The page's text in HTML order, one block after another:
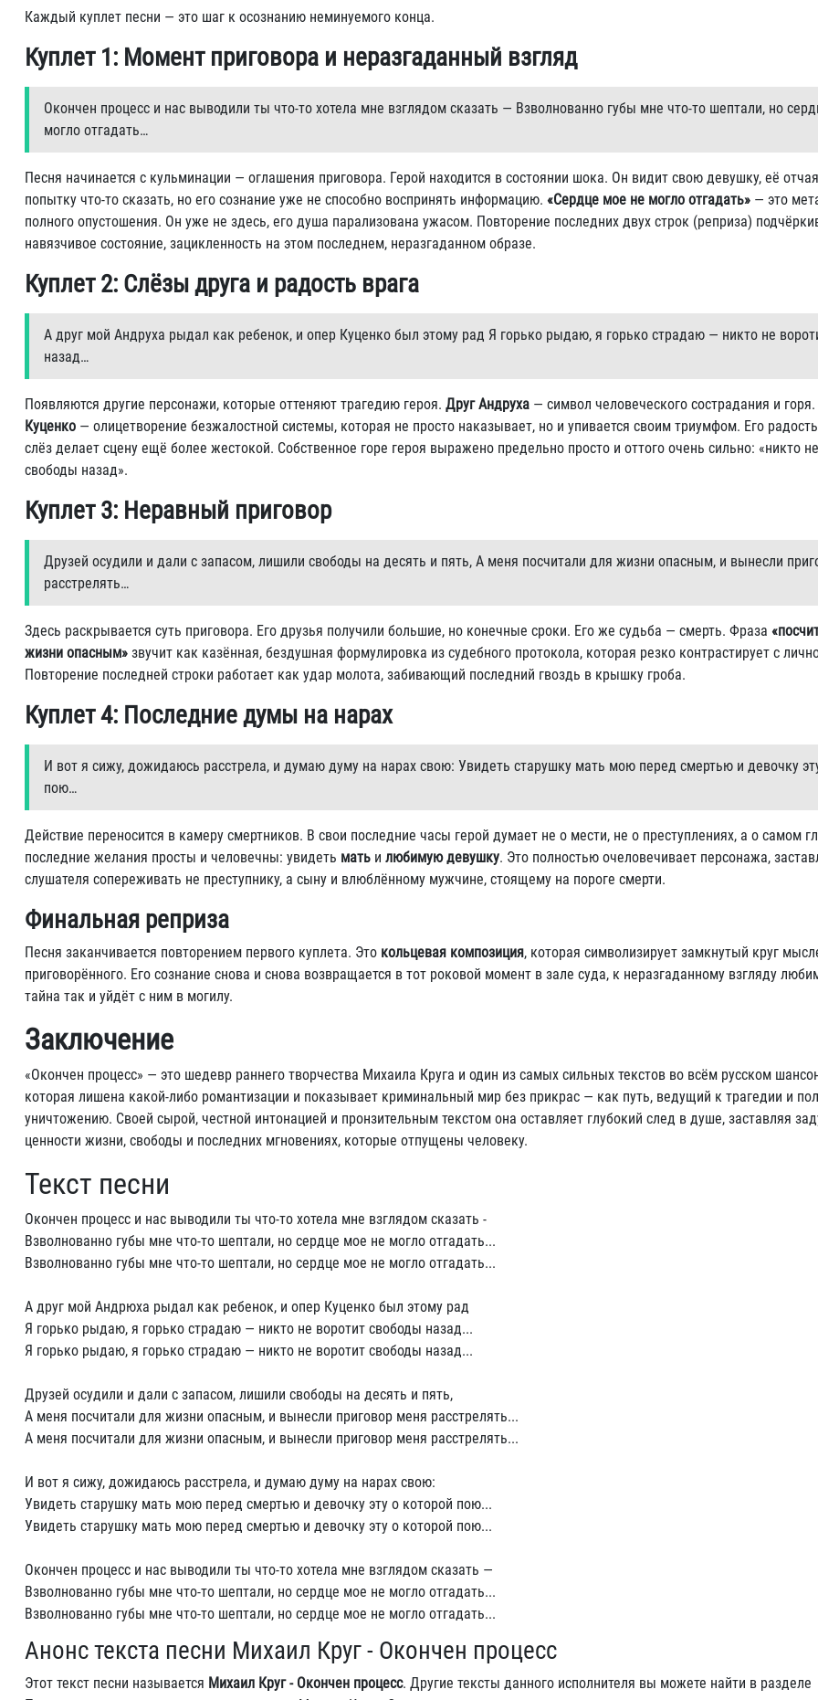
Каждый куплет песни — это шаг к осознанию неминуемого конца.
Куплет 1: Момент приговора и неразгаданный взгляд
Окончен процесс и нас выводили ты что-то хотела мне взглядом сказать — Взволнованно губы мне что-то шептали, но
могло отгадать…
Песня начинается с кульминации — оглашения приговора. Герой находится в состоянии шока. Он видит свою девушку, её
попытку что-то сказать, но его сознание уже не способно воспринять информацию. «Сердце мое не могло отгадать» — это
полного опустошения. Он уже не здесь, его душа парализована ужасом. Повторение последних двух строк (реприза)
навязчивое состояние, зацикленность на этом последнем, неразгаданном образе.
Куплет 2: Слёзы друга и радость врага
А друг мой Андруха рыдал как ребенок, и опер Куценко был этому рад Я горько рыдаю, я горько страдаю — никто не
назад…
Появляются другие персонажи, которые оттеняют трагедию героя. Друг Андруха — символ человеческого сострадания и горя.
Куценко — олицетворение безжалостной системы, которая не просто наказывает, но и упивается своим триумфом. Его
слёз делает сцену ещё более жестокой. Собственное горе героя выражено предельно просто и оттого очень сильно: «никто
свободы назад».
Куплет 3: Неравный приговор
Друзей осудили и дали с запасом, лишили свободы на десять и пять, А меня посчитали для жизни опасным, и вынесли
расстрелять…
Здесь раскрывается суть приговора. Его друзья получили большие, но конечные сроки. Его же судьба — смерть. Фраза
жизни опасным» звучит как казённая, бездушная формулировка из судебного протокола, которая резко контрастирует с
Повторение последней строки работает как удар молота, забивающий последний гвоздь в крышку гроба.
Куплет 4: Последние думы на нарах
И вот я сижу, дожидаюсь расстрела, и думаю думу на нарах свою: Увидеть старушку мать мою перед смертью и девочку
пою…
Действие переносится в камеру смертников. В свои последние часы герой думает не о мести, не о преступлениях, а о самом
последние желания просты и человечны: увидеть мать и любимую девушку. Это полностью очеловечивает персонажа,
слушателя сопереживать не преступнику, а сыну и влюблённому мужчине, стоящему на пороге смерти.
Финальная реприза
Песня заканчивается повторением первого куплета. Это кольцевая композиция, которая символизирует замкнутый круг
приговорённого. Его сознание снова и снова возвращается в тот роковой момент в зале суда, к неразгаданному взгляду
тайна так и уйдёт с ним в могилу.
Заключение
«Окончен процесс» — это шедевр раннего творчества Михаила Круга и один из самых сильных текстов во всём русском
которая лишена какой-либо романтизации и показывает криминальный мир без прикрас — как путь, ведущий к трагедии и
уничтожению. Своей сырой, честной интонацией и пронзительным текстом она оставляет глубокий след в душе, заставляя
ценности жизни, свободы и последних мгновениях, которые отпущены человеку.
Текст песни
Окончен процесс и нас выводили ты что-то хотела мне взглядом сказать -
Взволнованно губы мне что-то шептали, но сердце мое не могло отгадать...
Взволнованно губы мне что-то шептали, но сердце мое не могло отгадать...
А друг мой Андрюха рыдал как ребенок, и опер Куценко был этому рад
Я горько рыдаю, я горько страдаю — никто не воротит свободы назад...
Я горько рыдаю, я горько страдаю — никто не воротит свободы назад...
Друзей осудили и дали с запасом, лишили свободы на десять и пять,
А меня посчитали для жизни опасным, и вынесли приговор меня расстрелять...
А меня посчитали для жизни опасным, и вынесли приговор меня расстрелять...
И вот я сижу, дожидаюсь расстрела, и думаю думу на нарах свою:
Увидеть старушку мать мою перед смертью и девочку эту о которой пою...
Увидеть старушку мать мою перед смертью и девочку эту о которой пою...
Окончен процесс и нас выводили ты что-то хотела мне взглядом сказать —
Взволнованно губы мне что-то шептали, но сердце мое не могло отгадать...
Взволнованно губы мне что-то шептали, но сердце мое не могло отгадать...
Анонс текста песни Михаил Круг - Окончен процесс
Этот текст песни называется Михаил Круг - Окончен процесс. Другие тексты данного исполнителя вы можете найти в разделе